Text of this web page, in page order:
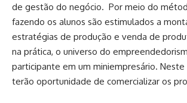
de gestão do negócio. Por meio do
fazendo os alunos são estimulados a
estratégias de produção e venda de
na prática, o universo do
participante em um miniempresário. Neste
terão oportunidade de comercializar os